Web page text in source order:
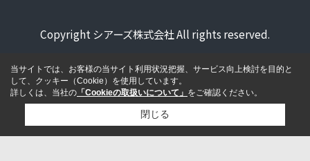
Copyright シアーズ株式会社 All rights reserved.
当サイトでは、お客様の当サイト利用状況把握、サービス向上検討を目的と
して、クッキー（Cookie）を使用しています。
詳しくは、当社の 「Cookieの取扱いについて」 をご確認ください。
閉じる